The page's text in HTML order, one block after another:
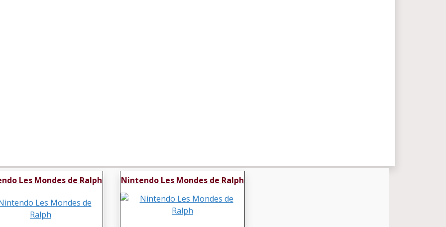
Les Mondes de Ralph Nintendo Les Mondes de Ralph